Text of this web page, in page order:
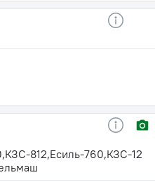
812,Есиль-760,КЗС-12